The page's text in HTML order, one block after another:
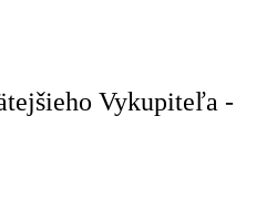
Vykupiteľa -